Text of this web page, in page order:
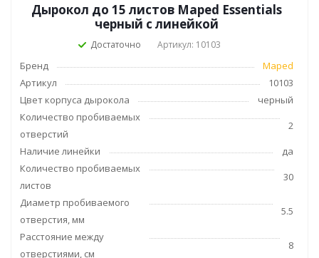
Дырокол до 15 листов Maped Essentials
черный с линейкой
Достаточно Артикул: 10103
Бренд
Maped
Артикул
10103
Цвет корпуса дырокола
черный
Количество пробиваемых
отверстий
2
Наличие линейки
да
Количество пробиваемых
листов
30
Диаметр пробиваемого
отверстия, мм
5.5
Расстояние между
отверстиями, см
8